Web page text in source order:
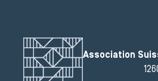
Association